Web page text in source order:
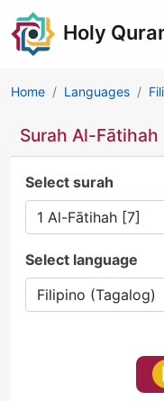
Holy
Home Languages
Surah Al-Fātihah
Select surah
Select language